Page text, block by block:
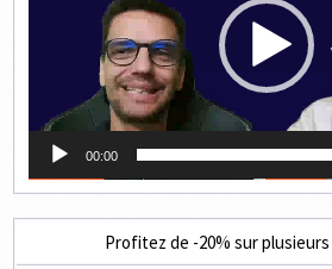
00:00
Profitez de -20% sur